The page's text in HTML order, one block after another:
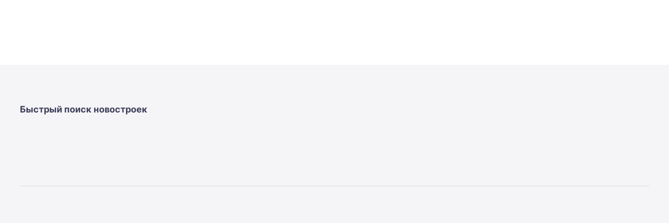
Быстрый поиск новостроек